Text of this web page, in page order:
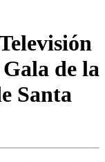
de la
Santa